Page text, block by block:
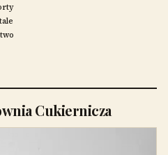
Cukiernicza